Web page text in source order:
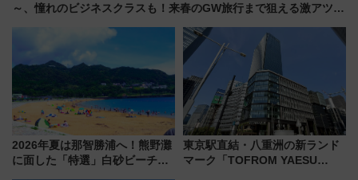
～、憧れのビジネスクラスも！来春のGW旅行まで狙える激アツ路
2026年夏は那智勝浦へ！熊野灘
に面した「特選」白砂ビーチは
東京駅直結・八重洲の新ランド
マーク「TOFROM YAESU